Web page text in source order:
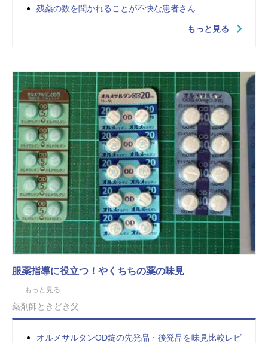
残薬の数を聞かれることが不快な患者さん
もっと見る
服薬指導に役立つ！やくちちの薬の味見
もっと見る
薬剤師ときどき父
オルメサルタンOD錠の先発品・後発品を味見比較レビ